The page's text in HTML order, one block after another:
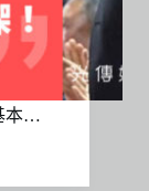
本…